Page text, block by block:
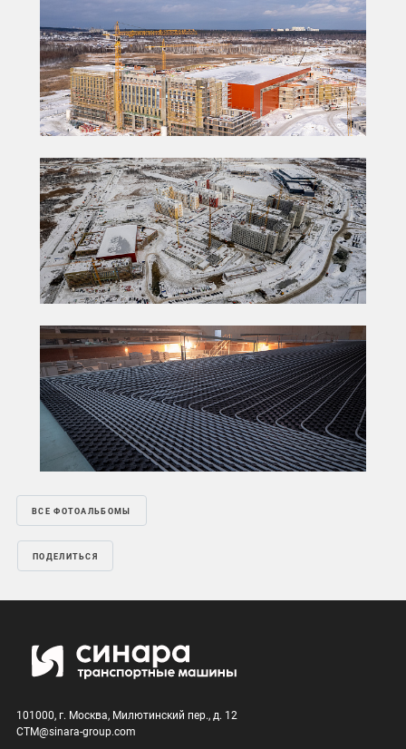
ВСЕ ФОТОАЛЬБОМЫ
ПОДЕЛИТЬСЯ
101000, г. Москва, Милютинский пер., д. 12
CTM@sinara-group.com